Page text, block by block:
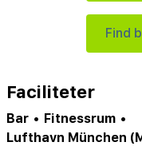
Find
Faciliteter
Bar • Fitnessrum •
Lufthavn München